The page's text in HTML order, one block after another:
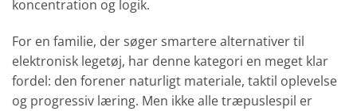
koncentration og logik.
For en familie, der søger smartere alternativer til
elektronisk legetøj, har denne kategori en meget klar
fordel: den forener naturligt materiale, taktil oplevelse
og progressiv læring. Men ikke alle træpuslespil er